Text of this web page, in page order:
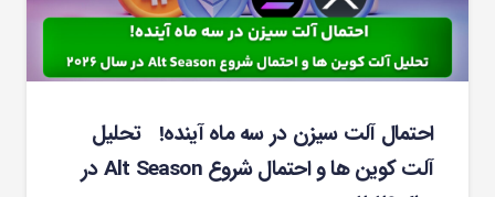
احتمال آلت سیزن در سه ماه آینده! تحلیل
آلت کوین ها و احتمال شروع Alt Season در